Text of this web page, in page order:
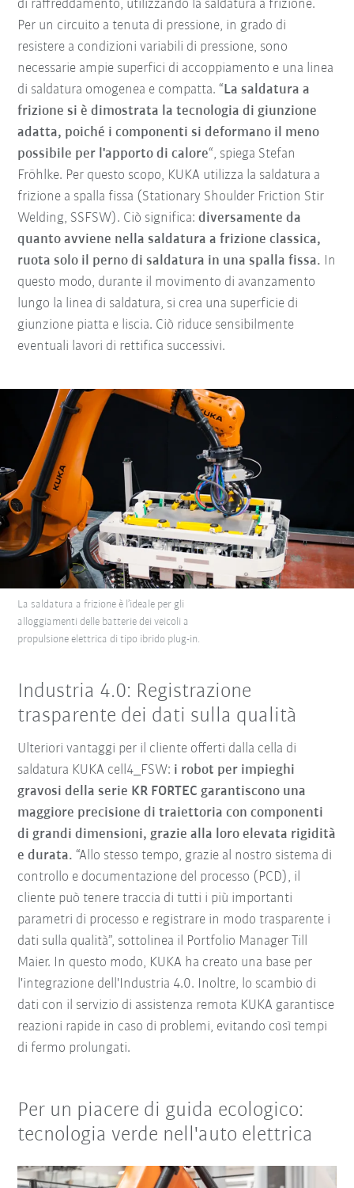
di raffreddamento, utilizzando la saldatura a frizione.
Per un circuito a tenuta di pressione, in grado di
resistere a condizioni variabili di pressione, sono
necessarie ampie superfici di accoppiamento e una linea
di saldatura omogenea e compatta. “La saldatura a
frizione si è dimostrata la tecnologia di giunzione
adatta, poiché i componenti si deformano il meno
possibile per l'apporto di calore“, spiega Stefan
Fröhlke. Per questo scopo, KUKA utilizza la saldatura a
frizione a spalla fissa (Stationary Shoulder Friction Stir
Welding, SSFSW). Ciò significa:diversamente da
quanto avviene nella saldatura a frizione classica,
ruota solo il perno di saldatura in una spalla fissa. In
questo modo, durante il movimento di avanzamento
lungo la linea di saldatura, si crea una superficie di
giunzione piatta e liscia. Ciò riduce sensibilmente
eventuali lavori di rettifica successivi.
La saldatura a frizione è l’ideale per gli
alloggiamenti delle batterie dei veicoli a
propulsione elettrica di tipo ibrido plug-in.
Industria 4.0: Registrazione
trasparente dei dati sulla qualità
Ulteriori vantaggi per il cliente offerti dalla cella di
saldatura KUKA cell4_FSW: i robot per impieghi
gravosi della serie KR FORTEC garantiscono una
maggiore precisione di traiettoria con componenti
di grandi dimensioni, grazie alla loro elevata rigidità
e durata. “Allo stesso tempo, grazie al nostro sistema di
controllo e documentazione del processo (PCD), il
cliente può tenere traccia di tutti i più importanti
parametri di processo e registrare in modo trasparente i
dati sulla qualità”, sottolinea il Portfolio Manager Till
Maier. In questo modo, KUKA ha creato una base per
l'integrazione dell'Industria 4.0. Inoltre, lo scambio di
dati con il servizio di assistenza remota KUKA garantisce
reazioni rapide in caso di problemi, evitando così tempi
di fermo prolungati.
Per un piacere di guida ecologico:
tecnologia verde nell'auto elettrica